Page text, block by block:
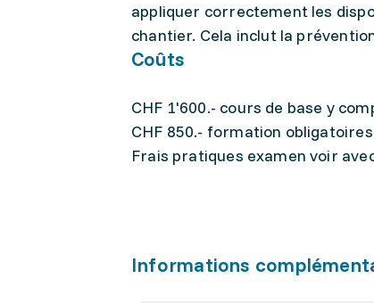
appliquer correctement les
chantier. Cela inclut la
Coûts
CHF 1'600.- cours de base y
CHF 850.- formation
Frais pratiques examen voir
Informations